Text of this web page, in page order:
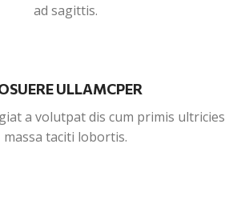
ad sagittis.
ULLAMCPER
a volutpat dis cum primis ultricies
massa taciti lobortis.